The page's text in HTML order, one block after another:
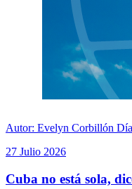
Autor: Evelyn Corbillón
27 Julio 2026
Cuba no está sola,